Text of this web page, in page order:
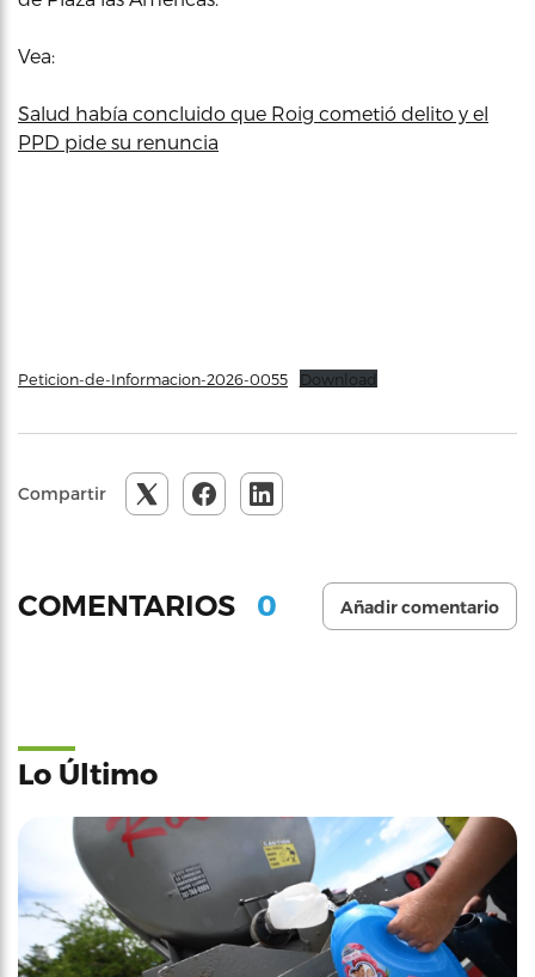
Vea:
Salud había concluido que Roig cometió delito y el
PPD pide su renuncia
Peticion-de-Informacion-2026-0055 Download
Compartir
COMENTARIOS 0 Añadir comentario
Lo Último